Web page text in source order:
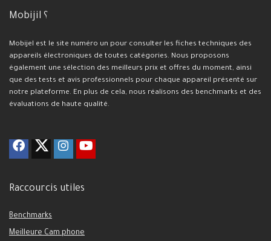
Mobijil ؟
Mobijel est le site numéro un pour consulter les fiches techniques des
appareils électroniques de toutes catégories. Nous proposons
également une sélection des meilleurs prix et offres du moment, ainsi
que des tests et avis professionnels pour chaque appareil présenté sur
notre plateforme. En plus de cela, nous réalisons des benchmarks et des
évaluations de haute qualité.
Raccourcis utiles
Benchmarks
Meilleure Cam phone